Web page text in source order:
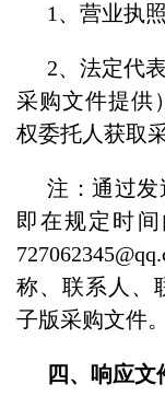
1、营业执照
2、法定代
采购文件提供
权委托人获取
注：通过发
即在规定时
称、联系人、
子版采购文件。
四、响应文